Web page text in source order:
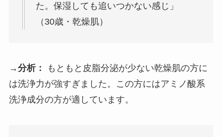
た。保湿しても追いつかない感じ」
（30歳・乾燥肌）
→分析：
もともと皮脂分泌が少ない乾燥肌の方に
は洗浄力が強すぎました。この方にはアミノ酸系
洗浄成分の方が適しています。